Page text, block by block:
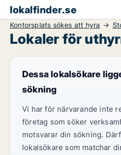
lokalfinder.se
Kontorsplats sökes att hyra
Lokaler för
Dessa lokalsökare
sökning
Vi har för närvarande inte
företag som söker
motsvarar din sökning.
lokalsökare som matchar